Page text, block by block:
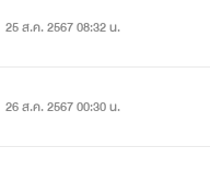
25 ส.ค. 2567 08:32 น.
26 ส.ค. 2567 00:30 น.